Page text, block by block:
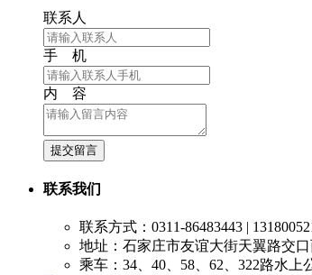
联系人
手 机
内 容
提交留言
联系我们
联系方式：0311-86483443 |
地址：石家庄市友谊大街天翼路交
乘车：34、40、58、62、322路水上